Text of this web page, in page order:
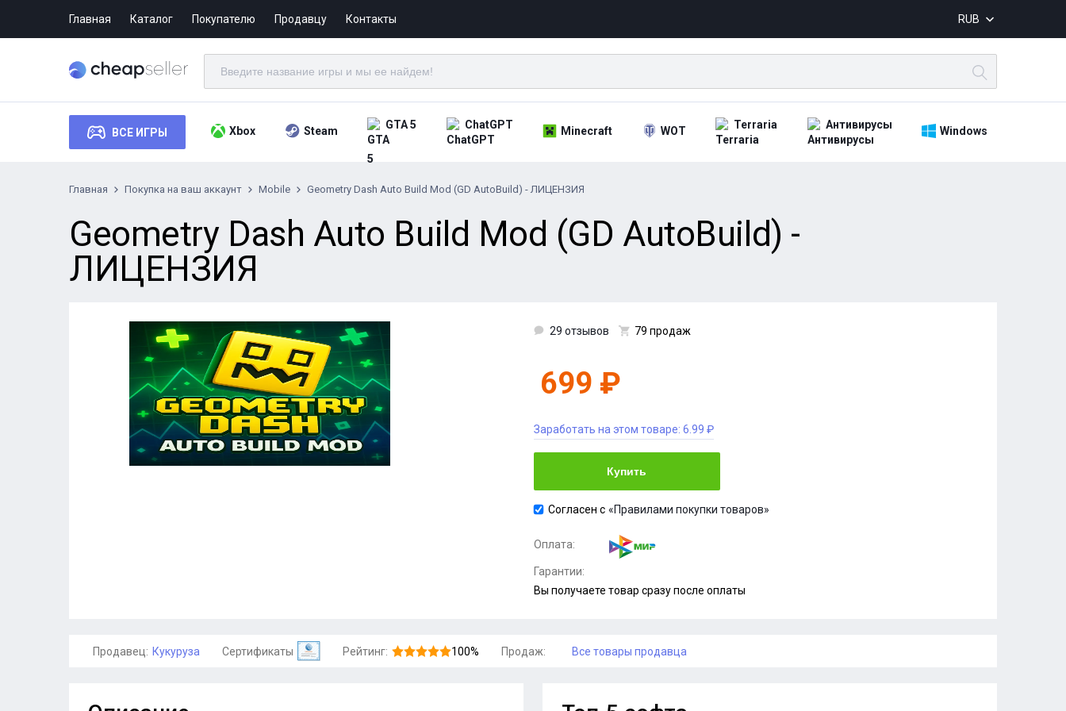
Главная Каталог Покупателю Продавцу Контакты RUB
ВСЕ ИГРЫ Xbox Steam GTA 5 ChatGPT Minecraft WOT Terraria Антивирусы Windows
Главная Покупка на ваш аккаунт Mobile Geometry Dash Auto Build Mod (GD AutoBuild) - ЛИЦЕНЗИЯ
Geometry Dash Auto Build Mod (GD AutoBuild) -
ЛИЦЕНЗИЯ
29 отзывов 79 продаж
699 ₽
Заработать на этом товаре: 6.99 ₽
Купить
Согласен с «Правилами покупки товаров»
Оплата:
Гарантии:
Вы получаете товар сразу после оплаты
Продавец: Кукуруза Сертификаты Рейтинг: 100% Продаж: Все товары продавца